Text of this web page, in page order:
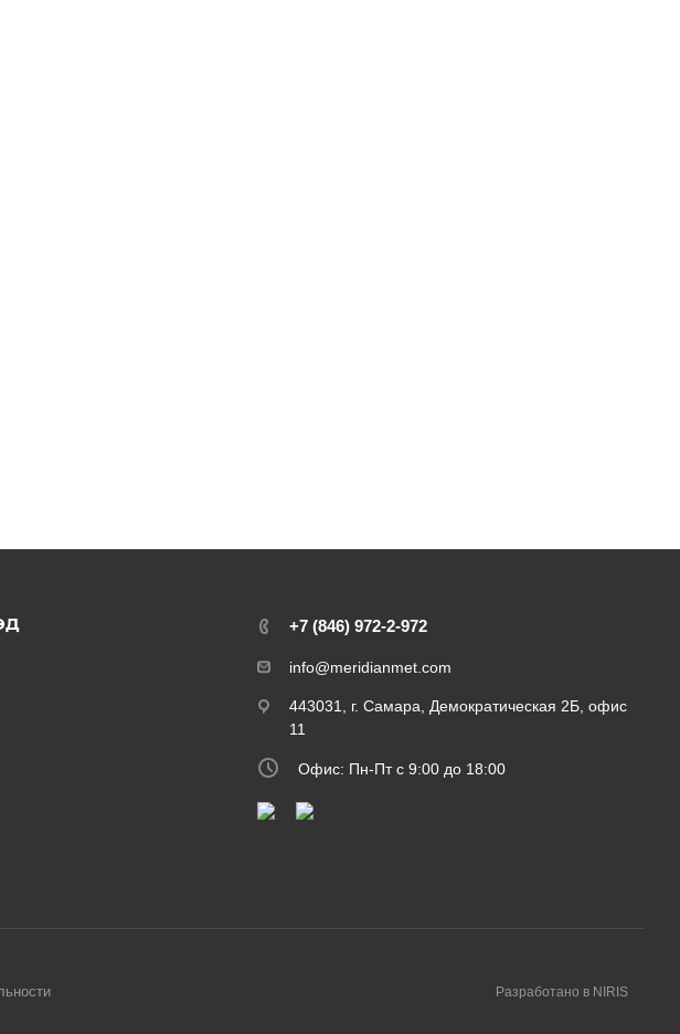
+7 (846) 972-2-972
info@meridianmet.com
443031, г. Самара, Демократическая 2Б, офис
11
Офис: Пн-Пт с 9:00 до 18:00
Разработано в NIRIS